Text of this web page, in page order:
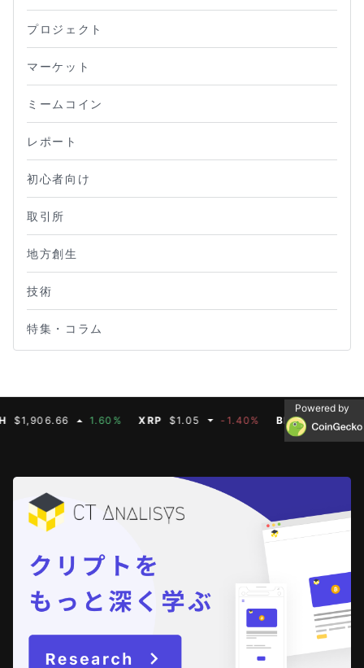
プロジェクト
マーケット
ミームコイン
レポート
初心者向け
取引所
地方創生
技術
特集・コラム
1.60% XRP $1.05 -1.40% BNB $592.50 -
Powered by